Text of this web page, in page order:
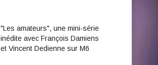
"Les amateurs", une mini-série
inédite avec François Damiens
et Vincent Dedienne sur M6